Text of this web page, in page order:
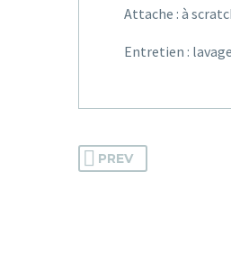
Attache : à
Entretien :
PREV